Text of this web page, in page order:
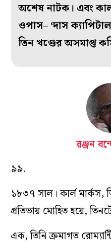
অশেষ নাটক। এবং
ওপাস– ‘দাস
তিন খণ্ডের অসমাপ্ত
রঞ্জন
৯৯.
১৮৩৭ সাল। কার্ল মার্কস,
প্রতিভায় মোহিত হয়ে,
এক, তিনি ক্রমাগত